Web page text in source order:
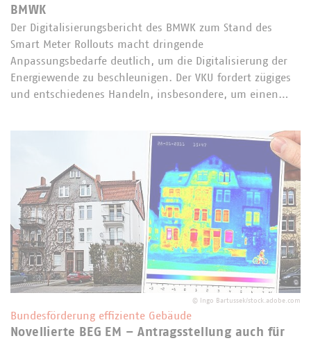
BMWK
Der Digitalisierungsbericht des BMWK zum Stand des
Smart Meter Rollouts macht dringende
Anpassungsbedarfe deutlich, um die Digitalisierung der
Energiewende zu beschleunigen. Der VKU fordert zügiges
und entschiedenes Handeln, insbesondere, um einen…
© Ingo Bartussek/stock.adobe.com
Bundesförderung effiziente Gebäude
Novellierte BEG EM – Antragsstellung auch für